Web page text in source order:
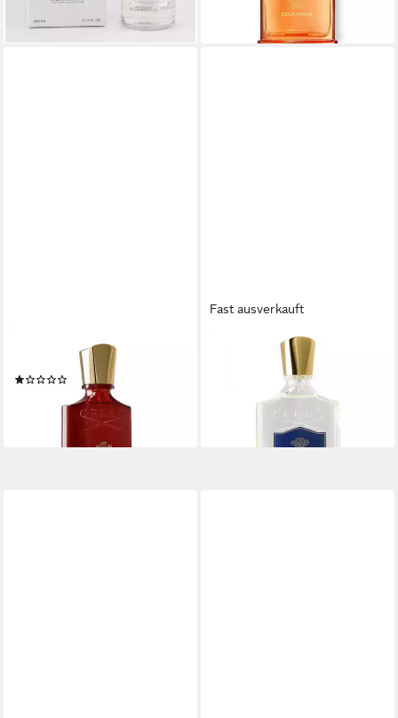
(4.210,00 €/ 1 l)
lieferbar - in 2-3 Werktagen bei dir
Eau de Parfum Centaurus
(1)
ab 219,00 €
(4.380,00 €/ 1 l)
lieferbar - in 2-3 Werktagen bei dir
Fast ausverkauft
Eau de Parfum Erolfa
(2.645,00 €/ 1 l)
lieferbar - in 2-3 Werktagen bei dir